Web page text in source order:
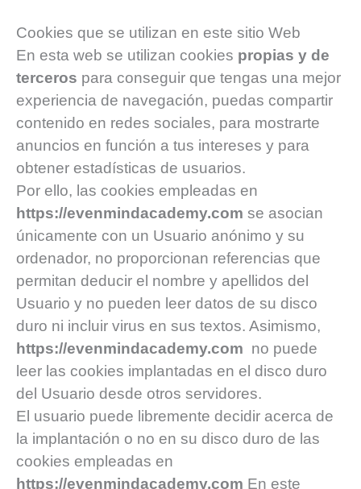
Cookies que se utilizan en este sitio Web
En esta web se utilizan cookies propias y de
terceros para conseguir que tengas una mejor
experiencia de navegación, puedas compartir
contenido en redes sociales, para mostrarte
anuncios en función a tus intereses y para
obtener estadísticas de usuarios.
Por ello, las cookies empleadas en
https://evenmindacademy.com se asocian
únicamente con un Usuario anónimo y su
ordenador, no proporcionan referencias que
permitan deducir el nombre y apellidos del
Usuario y no pueden leer datos de su disco
duro ni incluir virus en sus textos. Asimismo,
https://evenmindacademy.com no puede
leer las cookies implantadas en el disco duro
del Usuario desde otros servidores.
El usuario puede libremente decidir acerca de
la implantación o no en su disco duro de las
cookies empleadas en
https://evenmindacademy.com En este